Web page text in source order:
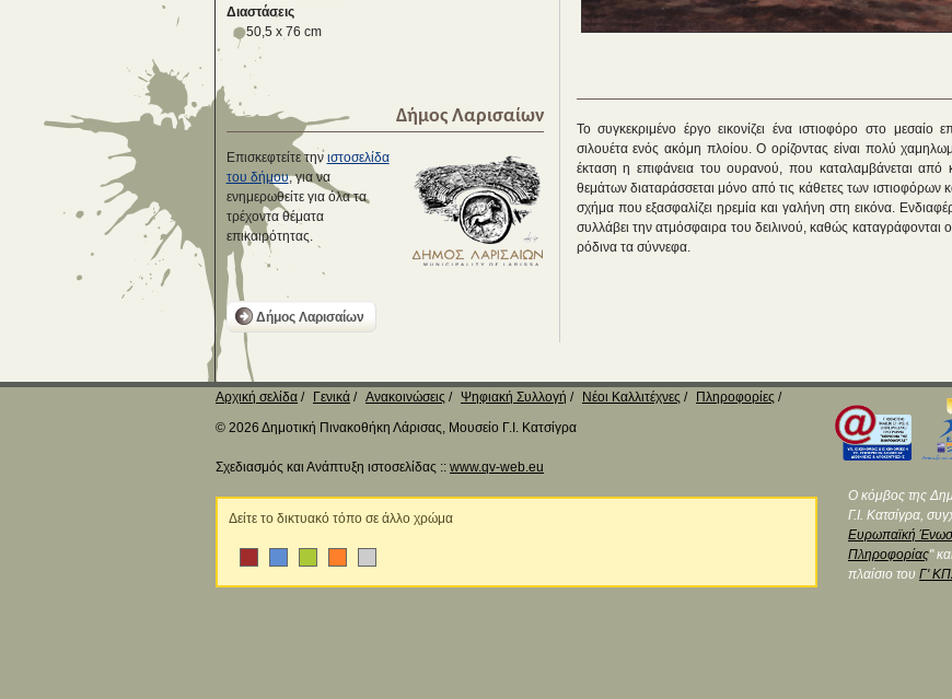
Διαστάσεις
50,5 x 76 cm
Δήμος Λαρισαίων
Επισκεφτείτε την ιστοσελίδα
του δήμου, για να
ενημερωθείτε για όλα τα
τρέχοντα θέματα
επικαιρότητας.
Δήμος Λαρισαίων
Το συγκεκριμένο έργο εικονίζει ένα ιστιοφόρο στο
σιλουέτα ενός ακόμη πλοίου. Ο ορίζοντας είναι πολύ
έκταση η επιφάνεια του ουρανού, που καταλαμβάνεται από
θεμάτων διαταράσσεται μόνο από τις κάθετες των ιστιοφόρων
σχήμα που εξασφαλίζει ηρεμία και γαλήνη στη εικόνα.
συλλάβει την ατμόσφαιρα του δειλινού, καθώς καταγράφονται
ρόδινα τα σύννεφα.
Αρχική σελίδα Γενικά Ανακοινώσεις Ψηφιακή Συλλογή Νέοι Καλλιτέχνες
Πληροφορίες
© 2026 Δημοτική Πινακοθήκη Λάρισας, Μουσείο Γ.Ι. Κατσίγρα
Σχεδιασμός και Ανάπτυξη ιστοσελίδας :: www.qv-web.eu
Δείτε το δικτυακό τόπο σε άλλο χρώμα
Ο κόμβος της
Γ.Ι. Κατσίγρα,
Ευρωπαϊκή
Πληροφορίας"
πλαίσιο του Γ'